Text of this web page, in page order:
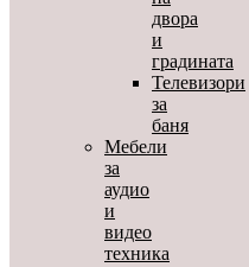
двора
и
градината
Телевизори
за
баня
Мебели
за
аудио
и
видео
техника